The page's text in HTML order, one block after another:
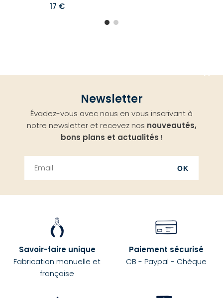
17 €
Newsletter
Évadez-vous avec nous en vous inscrivant à
notre newsletter et recevez nos nouveautés,
bons plans et actualités !
OK
Savoir-faire unique
Fabrication manuelle et
française
Paiement sécurisé
CB - Paypal - Chèque